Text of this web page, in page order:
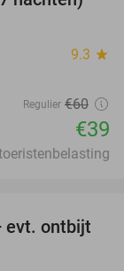
9.3 star
Regulier €60
€39
55%
evt. ontbijt